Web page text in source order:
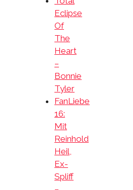
Eclipse
Of
The
Heart
–
Bonnie
Tyler
FanLiebe
16:
Mit
Reinhold
Heil,
Ex-
Spliff